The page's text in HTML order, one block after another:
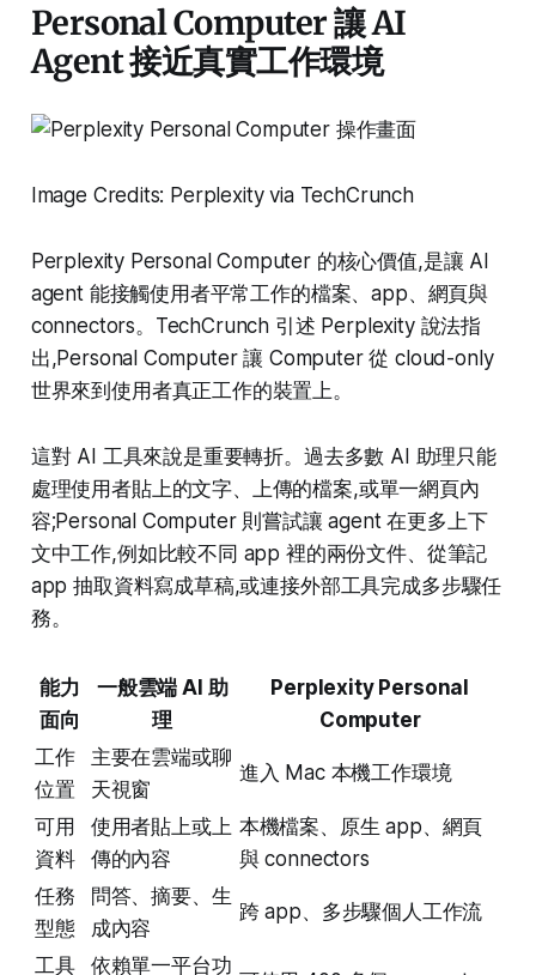
Personal Computer 讓 AI
Agent 接近真實工作環境
Image Credits: Perplexity via TechCrunch
Perplexity Personal Computer 的核心價值,是讓 AI
agent 能接觸使用者平常工作的檔案、app、網頁與
connectors。TechCrunch 引述 Perplexity 說法指
出,Personal Computer 讓 Computer 從 cloud-only
世界來到使用者真正工作的裝置上。
這對 AI 工具來說是重要轉折。過去多數 AI 助理只能
處理使用者貼上的文字、上傳的檔案,或單一網頁內
容;Personal Computer 則嘗試讓 agent 在更多上下
文中工作,例如比較不同 app 裡的兩份文件、從筆記
app 抽取資料寫成草稿,或連接外部工具完成多步驟任
務。
能力
面向
一般雲端 AI 助
理
Perplexity Personal
Computer
工作
位置
主要在雲端或聊
天視窗
進入 Mac 本機工作環境
可用
資料
使用者貼上或上
傳的內容
本機檔案、原生 app、網頁
與 connectors
任務
型態
問答、摘要、生
成內容
跨 app、多步驟個人工作流
工具 依賴單一平台功